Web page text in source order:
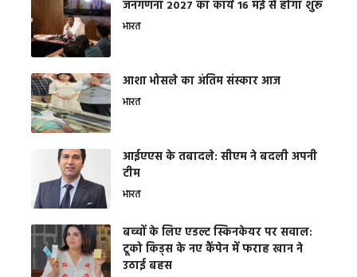
जनगणना 2027 का कार्य 16 मई से होगा शुरू
भारत
आशा भोसले का अंतिम संस्कार आज
भारत
आईएएस के तबादले: सीएम ने बदली अपनी
टीम
भारत
बच्चों के लिए एडल्ट स्किनकेयर पर सवाल:
टूको किड्स के नए कैंपेन में फराह खान ने
उठाई बहस